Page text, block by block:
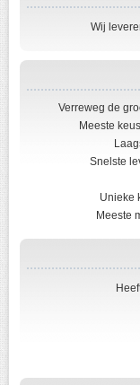
Wij
Verreweg de
Meeste
Snelste
Unieke
Meeste